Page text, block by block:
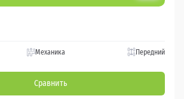
Механика Передний
Сравнить